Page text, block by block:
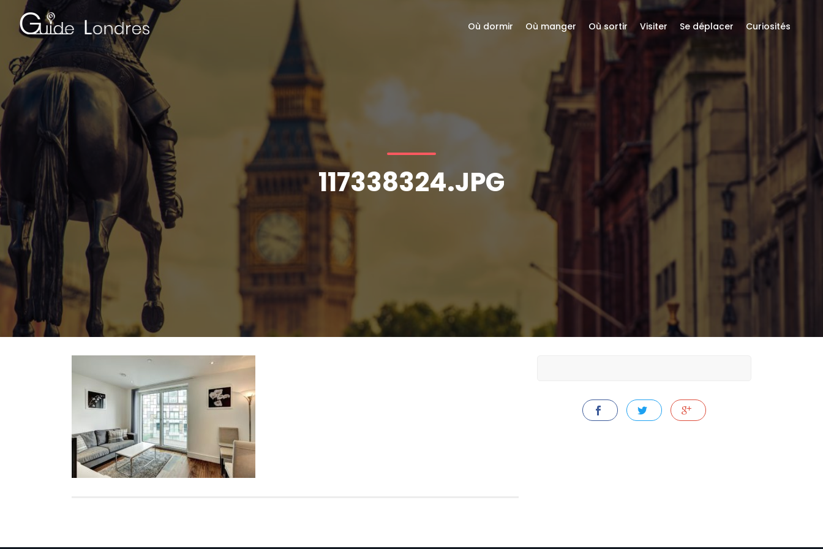
117338324.JPG
Où dormir Où manger Où sortir Visiter Se déplacer Curiosités